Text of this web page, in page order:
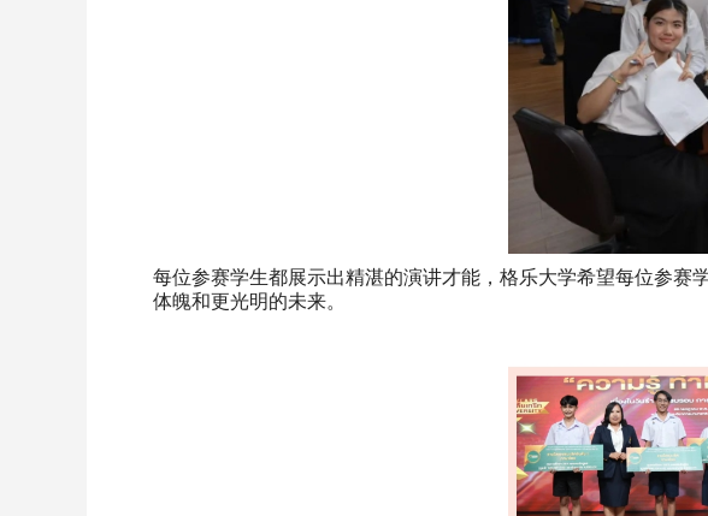
每位参赛学生都展示出精湛的演讲才能，格乐大学希望每位参
体魄和更光明的未来。